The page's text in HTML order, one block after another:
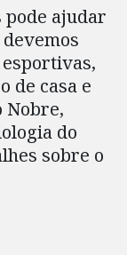
ajudar
de casa e
Nobre,
do
sobre o